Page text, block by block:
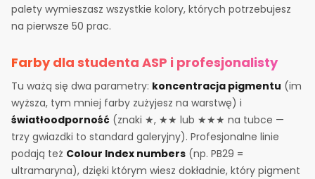
palety wymieszasz wszystkie kolory, których potrzebujesz
na pierwsze 50 prac.
Farby dla studenta ASP i profesjonalisty
Tu ważą się dwa parametry: koncentracja pigmentu (im
wyższa, tym mniej farby zużyjesz na warstwę) i
światłoodporność (znaki ★, ★★ lub ★★★ na tubce —
trzy gwiazdki to standard galeryjny). Profesjonalne linie
podają też Colour Index numbers (np. PB29 =
ultramaryna), dzięki którym wiesz dokładnie, który pigment